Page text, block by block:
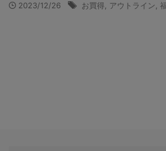
2023/12/26 お買得 アウトライン